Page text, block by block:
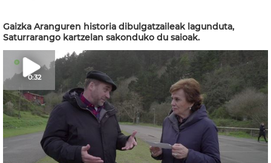
Gaizka Aranguren historia dibulgatzaileak lagunduta,
Saturrarango kartzelan sakonduko du saioak.
0:32